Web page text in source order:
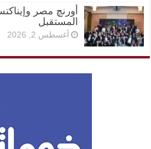
المستقبل
أغسطس 2, 2026